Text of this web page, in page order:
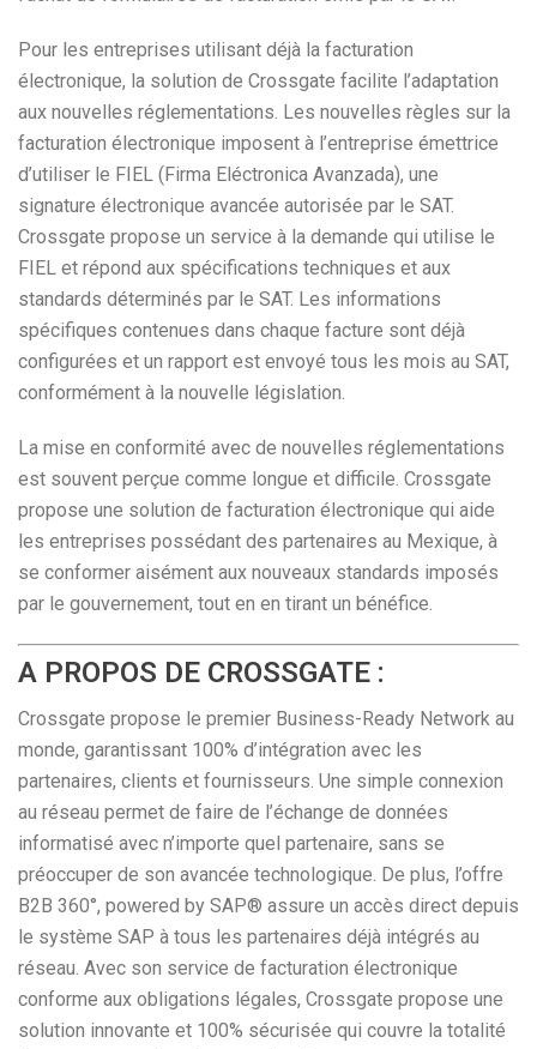
Pour les entreprises utilisant déjà la facturation
électronique, la solution de Crossgate facilite l’adaptation
aux nouvelles réglementations. Les nouvelles règles sur la
facturation électronique imposent à l’entreprise émettrice
d’utiliser le FIEL (Firma Eléctronica Avanzada), une
signature électronique avancée autorisée par le SAT.
Crossgate propose un service à la demande qui utilise le
FIEL et répond aux spécifications techniques et aux
standards déterminés par le SAT. Les informations
spécifiques contenues dans chaque facture sont déjà
configurées et un rapport est envoyé tous les mois au SAT,
conformément à la nouvelle législation.
La mise en conformité avec de nouvelles réglementations
est souvent perçue comme longue et difficile. Crossgate
propose une solution de facturation électronique qui aide
les entreprises possédant des partenaires au Mexique, à
se conformer aisément aux nouveaux standards imposés
par le gouvernement, tout en en tirant un bénéfice.
A PROPOS DE CROSSGATE :
Crossgate propose le premier Business-Ready Network au
monde, garantissant 100% d’intégration avec les
partenaires, clients et fournisseurs. Une simple connexion
au réseau permet de faire de l’échange de données
informatisé avec n’importe quel partenaire, sans se
préoccuper de son avancée technologique. De plus, l’offre
B2B 360°, powered by SAP® assure un accès direct depuis
le système SAP à tous les partenaires déjà intégrés au
réseau. Avec son service de facturation électronique
conforme aux obligations légales, Crossgate propose une
solution innovante et 100% sécurisée qui couvre la totalité